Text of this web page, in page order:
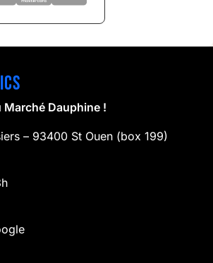
Dauphine !
– 93400 St Ouen (box 199)